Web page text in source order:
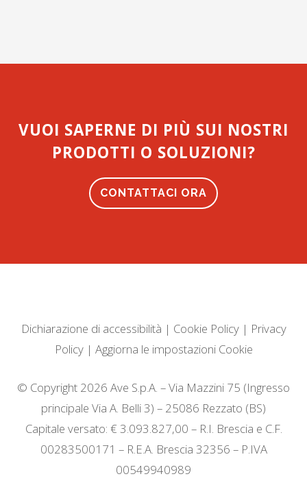
VUOI SAPERNE DI PIÙ SUI NOSTRI
PRODOTTI O SOLUZIONI?
CONTATTACI ORA
Dichiarazione di accessibilità | Cookie Policy| Privacy
Policy| Aggiorna le impostazioni Cookie
© Copyright 2026 Ave S.p.A. – Via Mazzini 75 (Ingresso
principale Via A. Belli 3) – 25086 Rezzato (BS)
Capitale versato: € 3.093.827,00 – R.I. Brescia e C.F.
00283500171 – R.E.A. Brescia 32356 – P.IVA
00549940989